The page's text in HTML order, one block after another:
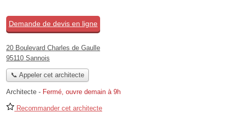
Demande de devis en ligne
20 Boulevard Charles de Gaulle
95110 Sannois
📞 Appeler cet architecte
Architecte - Fermé, ouvre demain à 9h
Recommander cet architecte